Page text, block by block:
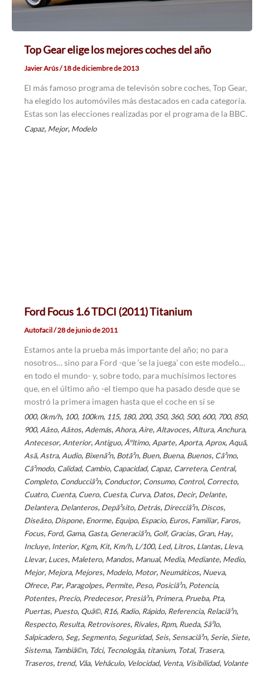
Top Gear elige los mejores coches del año
Javier Arús/18 de diciembre de 2013
El más famoso programa de televisón sobre coches, Top Gear,
ha elegido los automóviles más destacados en cada categoría.
Estas son las elecciones realizadas por el programa de la BBC.
Capaz, Mejor, Modelo
Ford Focus 1.6 TDCI (2011) Titanium
Autofacil/28 de junio de 2011
Estamos ante la prueba más importante del año; no para
nosotros… sino para Ford -que ’se la juega’ con este modelo…
en todo el mundo- y, sobre todo, para muchísimos lectores
que, en el último año -el tiempo que ha pasado desde que se
mostró la primera imagen hasta que el coche en sí se
000, 0km/h, 100, 100km, 115, 180,200, 350, 360, 500, 600, 700, 850,
900,Aã±o,Aã±os,Además,Ahora,Aire,Altavoces,Altura,Anchura,
Antecesor,Anterior,Antiguo,Ãºltimo,Aparte,Aporta,Aprox,Aquã­,
Asã­,Astra,Audio, Bixenã³n, Botã³n, Buen, Buena, Buenos, Cã³mo,
Cã³modo, Calidad, Cambio, Capacidad, Capaz, Carretera, Central,
Completo, Conducciã³n, Conductor, Consumo, Control, Correcto,
Cuatro, Cuenta, Cuero, Cuesta, Curva, Datos, Decir, Delante,
Delantera, Delanteros, Depã³sito, Detrás, Direcciã³n, Discos,
Diseã±o, Dispone, Enorme, Equipo, Espacio, Euros, Familiar, Faros,
Focus, Ford, Gama, Gasta, Generaciã³n, Golf, Gracias, Gran, Hay,
Incluye, Interior, Kgm, Kit, Km/h, L/100, Led, Litros, Llantas, Lleva,
Llevar, Luces, Maletero, Mandos, Manual, Media, Mediante, Medio,
Mejor, Mejora, Mejores, Modelo, Motor, Neumáticos, Nueva,
Ofrece, Par, Paragolpes, Permite, Peso, Posiciã³n, Potencia,
Potentes, Precio, Predecesor, Presiã³n, Primera, Prueba, Pta,
Puertas, Puesto, Quã©, R16, Radio, Rápido, Referencia, Relaciã³n,
Respecto, Resulta, Retrovisores, Rivales, Rpm, Rueda, Sã³lo,
Salpicadero, Seg, Segmento, Seguridad, Seis, Sensaciã³n, Serie, Siete,
Sistema, Tambiã©n, Tdci, Tecnologã­a, titanium, Total, Trasera,
Traseros, trend, Vã­a, Vehã­culo, Velocidad, Venta, Visibilidad, Volante